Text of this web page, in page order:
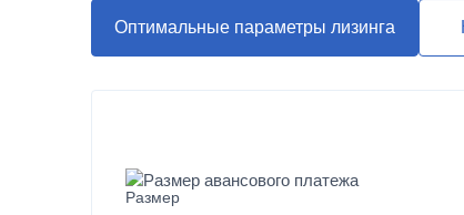
Переделка двигателя КАМАЗ ЕВРО-3/4/
Наращивание кузова и бортов на КАМАЗ
Оптимальные параметры лизинга
Размер авансового платежа